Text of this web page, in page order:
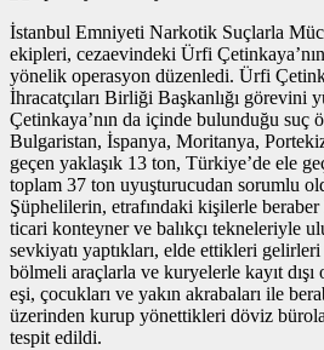
İstanbul Emniyeti Narkotik Suçlarla
ekipleri, cezaevindeki Ürfi
yönelik operasyon düzenledi. Ürfi
İhracatçıları Birliği Başkanlığı görevini
Çetinkaya’nın da içinde bulunduğu suç
Bulgaristan, İspanya, Moritanya,
geçen yaklaşık 13 ton, Türkiye’de ele
toplam 37 ton uyuşturucudan sorumlu
Şüphelilerin, etrafındaki kişilerle
ticari konteyner ve balıkçı tekneleriyle
sevkiyatı yaptıkları, elde ettikleri
bölmeli araçlarla ve kuryelerle kayıt
eşi, çocukları ve yakın akrabaları ile
üzerinden kurup yönettikleri döviz
tespit edildi.